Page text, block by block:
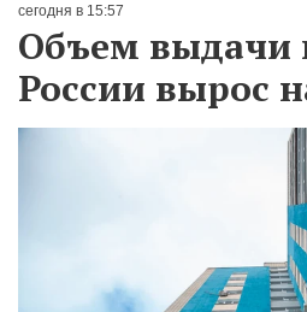
сегодня в 15:57
Объем выдачи
России вырос